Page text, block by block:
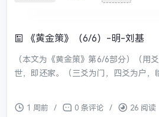
《黄金策》（6/6）-明-刘基
（本文为《黄金策》第6/6部分）（用
世，即还家。（三爻为门，四爻为户，
1 周前 / 0 条评论 / 26 阅读